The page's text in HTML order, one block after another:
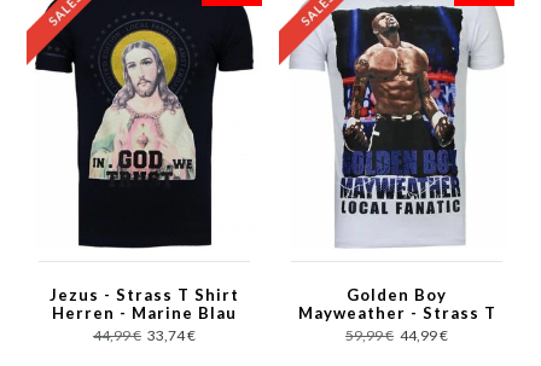
Jezus - Strass T Shirt
Herren - Marine Blau
44,99 € 33,74 €
Golden Boy
Mayweather - Strass T
Shirt Herren - Weiß
59,99 € 44,99 €